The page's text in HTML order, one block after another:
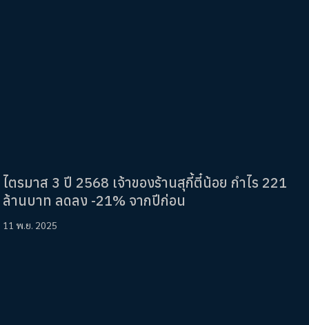
ไตรมาส 3 ปี 2568 เจ้าของร้านสุกี้ตี๋น้อย กำไร 221
ล้านบาท ลดลง -21% จากปีก่อน
11 พ.ย. 2025